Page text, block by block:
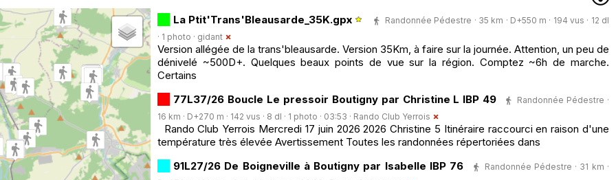
La Ptit'Trans'Bleausarde_35K.gpx
Randonnée Pédestre · 35 km · D+550 m · 194 vus · 12 dl
· 1 photo · gidant
Version allégée de la trans'bleausarde. Version 35Km, à faire sur la journée. Attention, un peu de
dénivelé ~500D+. Quelques beaux points de vue sur la région. Comptez ~6h de marche.
Certains
77L37/26 Boucle Le pressoir Boutigny par Christine L IBP 49
Randonnée Pédestre ·
16 km · D+270 m · 142 vus · 8 dl · 1 photo · 03:53 · Rando Club Yerrois
Rando Club Yerrois Mercredi 17 juin 2026 2026 Christine 5 Itinéraire raccourci en raison d'une
température très élevée Avertissement Toutes les randonnées répertoriées dans
91L27/26 De Boigneville à Boutigny par Isabelle IBP 76
Randonnée Pédestre · 31 km ·